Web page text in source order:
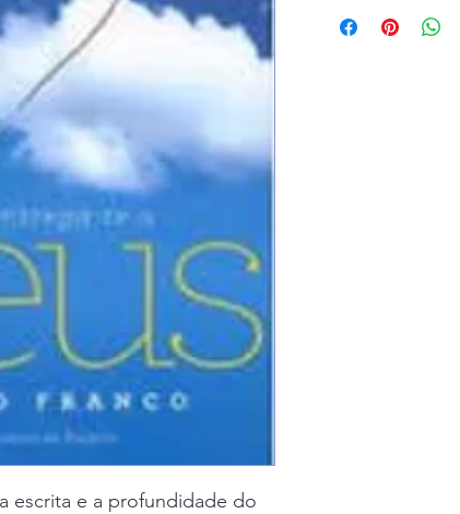
escrita e a profundidade do